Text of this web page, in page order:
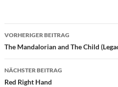
Beitragsnavigation
VORHERIGER BEITRAG
The Mandalorian and The Child
NÄCHSTER BEITRAG
Red Right Hand